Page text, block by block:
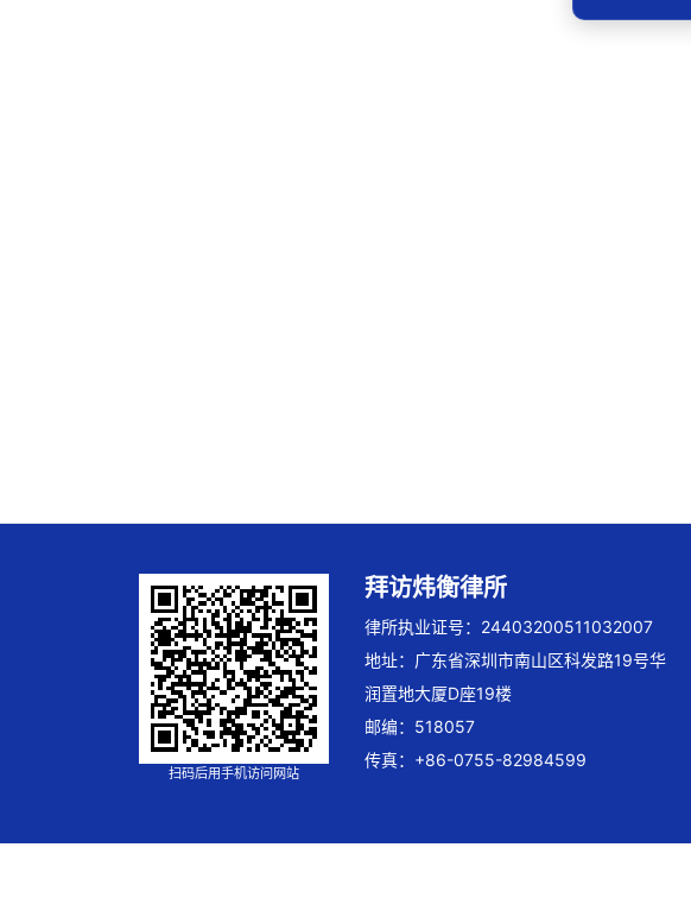
扫码后用手机访问网站
拜访炜衡律所
律所执业证号：24403200511032007
地址：广东省深圳市南山区科发路19号华
润置地大厦D座19楼
邮编：518057
传真：+86-0755-82984599